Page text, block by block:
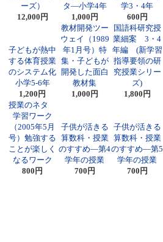
ーズ）
12,000円
タ―小学4年
1,000円
学3・4年
600円
子どもが熱中
する体育授業
のシステム化
小学5‐6年
1,200円
教材開発ツー
ウェイ（1989
年1月号）特
集・子どもが
開発した面白
教材集
1,000円
国語科研究授
業細案 3・4
年編 (新学習
指導要領の研
究授業シリー
ズ)
1,800円
授業のネタ
学習ワーク
（2005年5月
号）勉強する
ことが楽しく
なるワーク
800円
子供が活きる
算数科・授業
のすすめ―第4
学年の授業
700円
子供が活きる
算数科・授業
のすすめ―第5
学年の授業
700円